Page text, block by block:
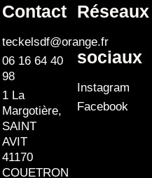
Contact
teckelsdf@orange.fr
06 16 64 40
98
1 La
Margotière,
SAINT
AVIT
41170
COUETRON
Réseaux
sociaux
Instagram
Facebook